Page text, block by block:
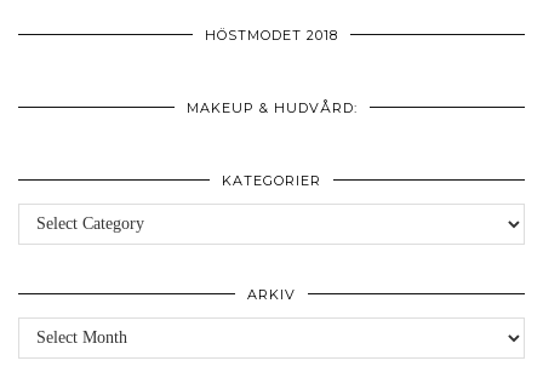
HÖSTMODET 2018
MAKEUP & HUDVÅRD:
KATEGORIER
Kategorier
ARKIV
Arkiv